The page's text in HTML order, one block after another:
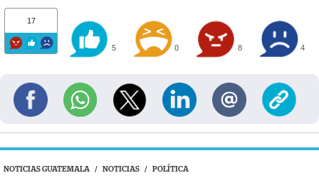
17
5 0 8 4
NOTICIAS GUATEMALA / NOTICIAS / POLÍTICA